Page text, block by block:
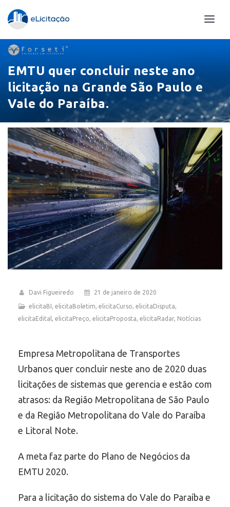
EMTU quer concluir neste ano
licitação na Grande São Paulo e
Vale do Paraíba.
Davi Figueiredo 21 de janeiro de 2020
elicitaBI , elicitaBoletim, elicitaCurso, elicitaDisputa,
elicitaEdital , elicitaPreço, elicitaProposta, elicitaRadar, Notícias
Empresa Metropolitana de Transportes
Urbanos quer concluir neste ano de 2020 duas
licitações de sistemas que gerencia e estão com
atrasos: da Região Metropolitana de São Paulo
e da Região Metropolitana do Vale do Paraíba
e Litoral Note.
A meta faz parte do Plano de Negócios da
EMTU 2020.
Para a licitação do sistema do Vale do Paraíba e